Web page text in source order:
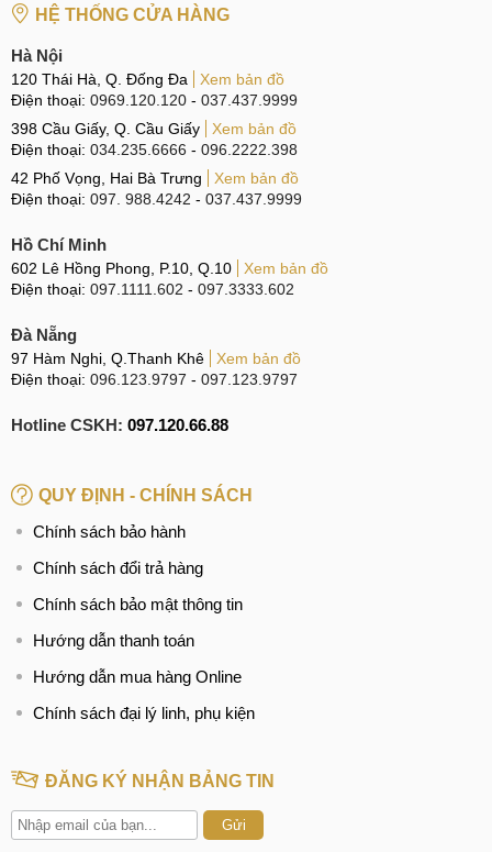
HỆ THỐNG CỬA HÀNG
Hà Nội
120 Thái Hà, Q. Đống Đa
Xem bản đồ
Điện thoại: 0969.120.120 - 037.437.9999
398 Cầu Giấy, Q. Cầu Giấy
Xem bản đồ
Điện thoại: 034.235.6666 - 096.2222.398
42 Phố Vọng, Hai Bà Trưng
Xem bản đồ
Điện thoại: 097. 988.4242 - 037.437.9999
Hồ Chí Minh
602 Lê Hồng Phong, P.10, Q.10
Xem bản đồ
Điện thoại: 097.1111.602 - 097.3333.602
Đà Nẵng
97 Hàm Nghi, Q.Thanh Khê
Xem bản đồ
Điện thoại: 096.123.9797 - 097.123.9797
Hotline CSKH: 097.120.66.88
QUY ĐỊNH - CHÍNH SÁCH
Chính sách bảo hành
Chính sách đổi trả hàng
Chính sách bảo mật thông tin
Hướng dẫn thanh toán
Hướng dẫn mua hàng Online
Chính sách đại lý linh, phụ kiện
ĐĂNG KÝ NHẬN BẢNG TIN
Gửi